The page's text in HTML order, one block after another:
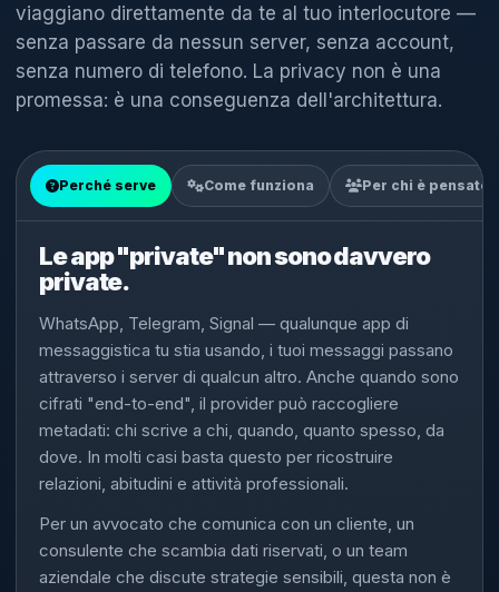
viaggiano direttamente da te al tuo interlocutore —
senza passare da nessun server, senza account,
senza numero di telefono. La privacy non è una
promessa: è una conseguenza dell'architettura.
Perché serve Come funziona Per chi è pensato
Le app "private" non sono davvero
private.
WhatsApp, Telegram, Signal — qualunque app di
messaggistica tu stia usando, i tuoi messaggi passano
attraverso i server di qualcun altro. Anche quando sono
cifrati "end-to-end", il provider può raccogliere
metadati: chi scrive a chi, quando, quanto spesso, da
dove. In molti casi basta questo per ricostruire
relazioni, abitudini e attività professionali.
Per un avvocato che comunica con un cliente, un
consulente che scambia dati riservati, o un team
aziendale che discute strategie sensibili, questa non è